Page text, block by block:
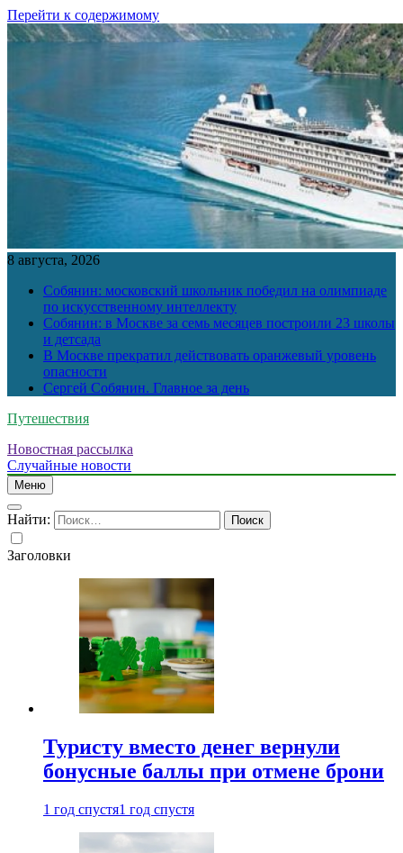
Перейти к содержимому
8 августа, 2026
Собянин: московский школьник победил на олимпиаде
по искусственному интеллекту
Собянин: в Москве за семь месяцев построили 23 школы
и детсада
В Москве прекратил действовать оранжевый уровень
опасности
Сергей Собянин. Главное за день
Путешествия
Новостная рассылка
Случайные новости
Меню
Найти:
Заголовки
Туристу вместо денег вернули
бонусные баллы при отмене брони
1 год спустя1 год спустя